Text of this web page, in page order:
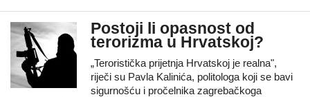
Postoji li opasnost od
terorizma u Hrvatskoj?
„Teroristička prijetnja Hrvatskoj je realna",
riječi su Pavla Kalinića, politologa koji se bavi
sigurnošću i pročelnika zagrebačkoga